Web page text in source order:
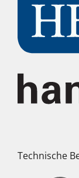
Technische